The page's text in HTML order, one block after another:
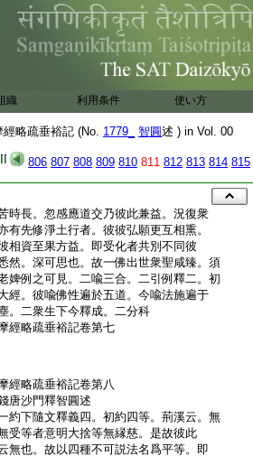
織 利用条件 使い方
經略疏垂裕記 (No. 1779_ 智圓述 ) in Vol. 00
806 807 808 809 810 811 812 813 814 815
時長。忽感應道交乃彼此兼益。況復衆
有先修淨土行者。彼彼弘願更互相熏。
相資至果方益。即受化者共別不同彼
然。深可思也。故一佛出世衆聖咸臻。須
婢例之可見。二喩三合。二引例釋二。初
經。彼喩佛性遍於五道。今喩法施遍于
。二衆生下今釋成。二分科
經略疏垂裕記卷第七
經略疏垂裕記卷第八
唐沙門釋智圓述
約下隨文釋義四。初約四等。荊溪云。無
受等者意明大捨等無縁慈。是故彼此
無也。故以四種不可説法名爲平等。即